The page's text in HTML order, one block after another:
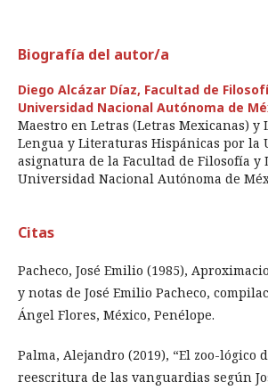
Biografía del autor/a
Diego Alcázar Díaz, Facultad de
Universidad Nacional Autónoma de
Maestro en Letras (Letras Mexicanas) y
Lengua y Literaturas Hispánicas por la
asignatura de la Facultad de Filosofía y
Universidad Nacional Autónoma de
Citas
Pacheco, José Emilio (1985),
y notas de José Emilio Pacheco,
Ángel Flores, México, Penélope.
Palma, Alejandro (2019), “El zoo-lógico
reescritura de las vanguardias según